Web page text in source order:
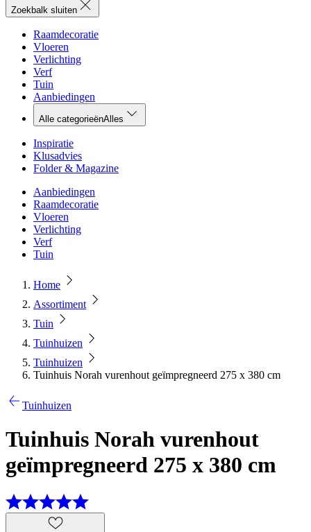
Zoekbalk sluiten
Raamdecoratie
Vloeren
Verlichting
Verf
Tuin
Aanbiedingen
Alle categorieënAlles
Inspiratie
Klusadvies
Folder & Magazine
Aanbiedingen
Raamdecoratie
Vloeren
Verlichting
Verf
Tuin
Home
Assortiment
Tuin
Tuinhuizen
Tuinhuizen
Tuinhuis Norah vurenhout geïmpregneerd 275 x 380 cm
Tuinhuizen
Tuinhuis Norah vurenhout
geïmpregneerd 275 x 380 cm